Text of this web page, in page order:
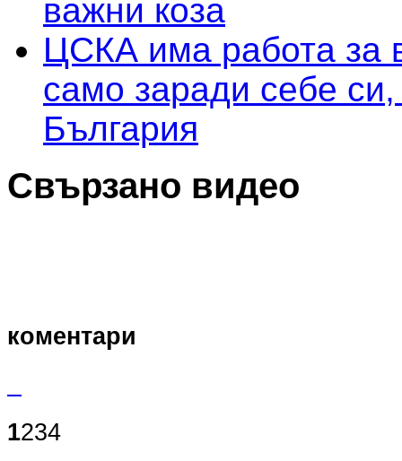
важни коза
ЦСКА има работа за
само заради себе
България
Свързано видео
коментари
1234